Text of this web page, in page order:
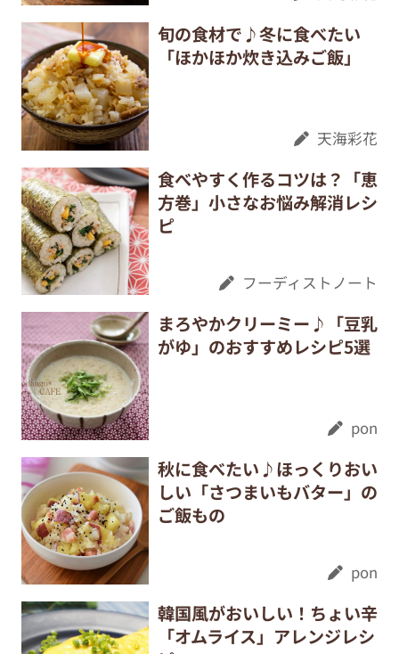
旬の食材で♪冬に食べたい
「ほかほか炊き込みご飯」
天海彩花
食べやすく作るコツは？「恵
方巻」小さなお悩み解消レシ
ピ
フーディストノート
まろやかクリーミー♪「豆乳
がゆ」のおすすめレシピ5選
pon
秋に食べたい♪ほっくりおい
しい「さつまいもバター」の
ご飯もの
pon
韓国風がおいしい！ちょい辛
「オムライス」アレンジレシ